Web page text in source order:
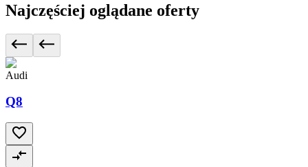
Najczęściej oglądane oferty
Audi
Q8